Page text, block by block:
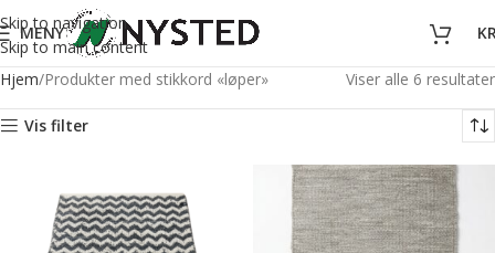
Skip to navigation
Skip to main content
MENY
Hjem Produkter med stikkord «løper» Viser alle 6 resultater
Vis filter